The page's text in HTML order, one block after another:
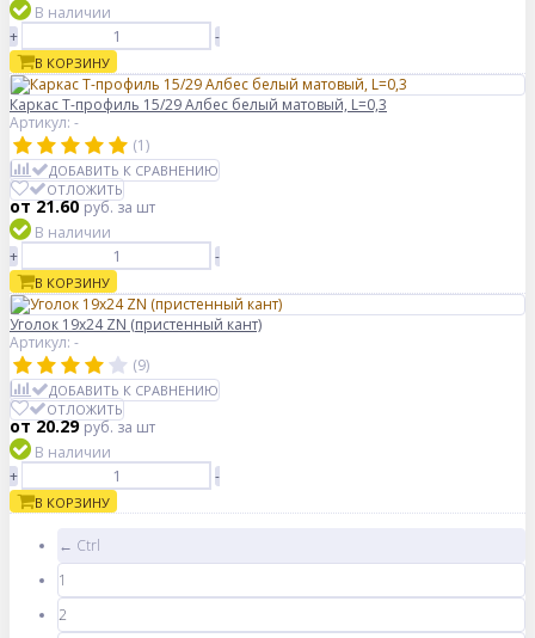
В наличии
+
-
В КОРЗИНУ
Каркас Т-профиль 15/29 Албес белый матовый, L=0,3
Артикул: -
(1)
ДОБАВИТЬ К СРАВНЕНИЮ
ОТЛОЖИТЬ
от 21.60руб.за шт
В наличии
+
-
В КОРЗИНУ
Уголок 19х24 ZN (пристенный кант)
Артикул: -
(9)
ДОБАВИТЬ К СРАВНЕНИЮ
ОТЛОЖИТЬ
от 20.29руб.за шт
В наличии
+
-
В КОРЗИНУ
← Ctrl
1
2